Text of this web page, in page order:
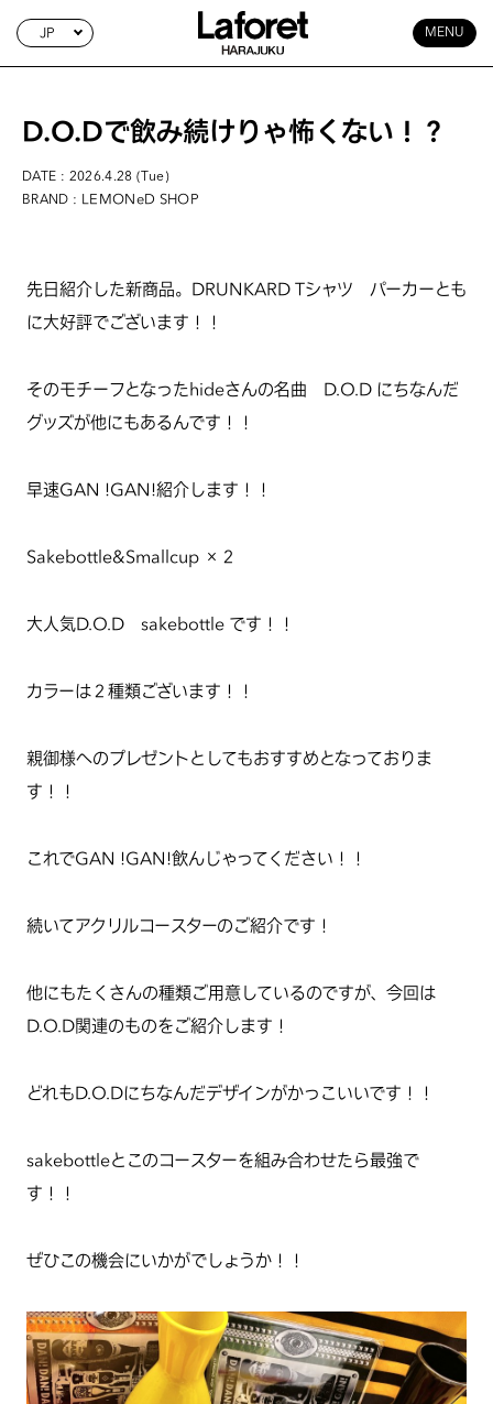
JP MENU
D.O.Dで飲み続けりゃ怖くない！？
DATE : 2026.4.28 (Tue)
BRAND : LEMONeD SHOP
先日紹介した新商品。DRUNKARD Tシャツ パーカーとも
に大好評でございます！！
そのモチーフとなったhideさんの名曲 D.O.D にちなんだ
グッズが他にもあるんです！！
早速GAN !GAN!紹介します！！
Sakebottle&Smallcup ×２
大人気D.O.D sakebottle です！！
カラーは２種類ございます！！
親御様へのプレゼントとしてもおすすめとなっておりま
す！！
これでGAN !GAN!飲んじゃってください！！
続いてアクリルコースターのご紹介です！
他にもたくさんの種類ご用意しているのですが、今回は
D.O.D関連のものをご紹介します！
どれもD.O.Dにちなんだデザインがかっこいいです！！
sakebottleとこのコースターを組み合わせたら最強で
す！！
ぜひこの機会にいかがでしょうか！！